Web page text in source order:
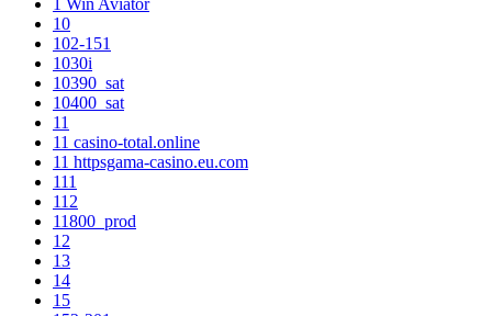
10
102-151
1030i
10390_sat
10400_sat
11
11 casino-total.online
11 httpsgama-casino.eu.com
111
112
11800_prod
12
13
14
15